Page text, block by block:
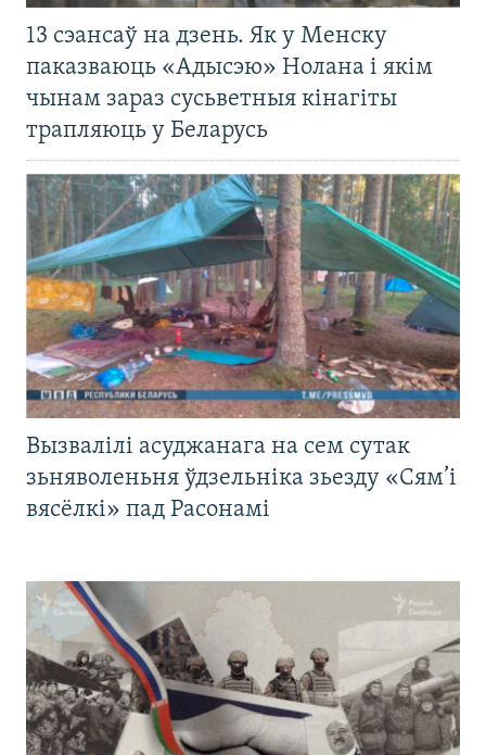
13 сэансаў на дзень. Як у Менску
паказваюць «Адысэю» Нолана і якім
чынам зараз сусьветныя кінагіты
трапляюць у Беларусь
Вызвалілі асуджанага на сем сутак
зьняволеньня ўдзельніка зьезду «Сям’і
вясёлкі» пад Расонамі